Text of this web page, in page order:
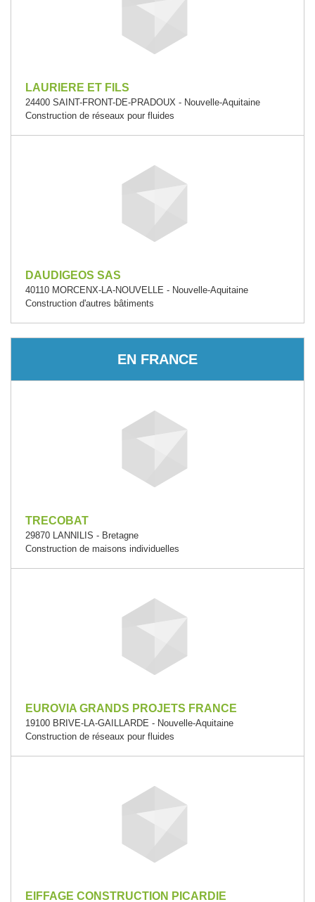
LAURIERE ET FILS
24400 SAINT-FRONT-DE-PRADOUX - Nouvelle-Aquitaine
Construction de réseaux pour fluides
DAUDIGEOS SAS
40110 MORCENX-LA-NOUVELLE - Nouvelle-Aquitaine
Construction d'autres bâtiments
EN FRANCE
TRECOBAT
29870 LANNILIS - Bretagne
Construction de maisons individuelles
EUROVIA GRANDS PROJETS FRANCE
19100 BRIVE-LA-GAILLARDE - Nouvelle-Aquitaine
Construction de réseaux pour fluides
EIFFAGE CONSTRUCTION PICARDIE